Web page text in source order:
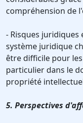
compréhension de
- Risques
système juridique
être difficile pour
particulier dans le
propriété
5. Perspectives